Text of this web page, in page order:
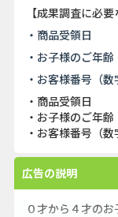
【成果調査に必要
・商品受領日
・お子様のご年齢
・お客様番号（数
・商品受領日
・お子様のご年齢
・お客様番号（数
広告の説明
０才から４才の